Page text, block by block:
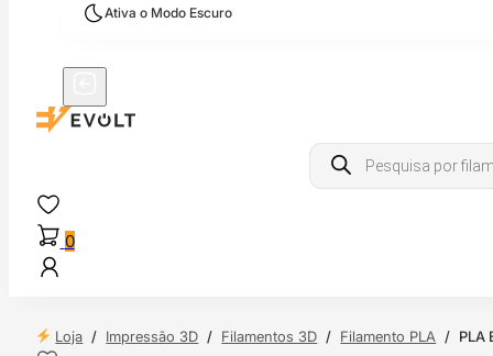
Ativa o Modo Escuro
Products
search
0
Loja / Impressão 3D / Filamentos 3D / Filamento PLA / PLA